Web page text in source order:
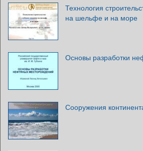
Технология
на шельфе и на море
Основы разработки
Сооружения